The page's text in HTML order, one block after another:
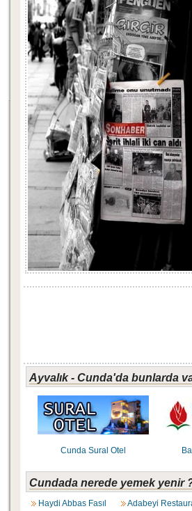
Ayvalık - Cunda'da bunlarda
Cunda Sural Otel
Cundada nerede yemek yenir
Haydi Abbas Fasıl Adabeyi